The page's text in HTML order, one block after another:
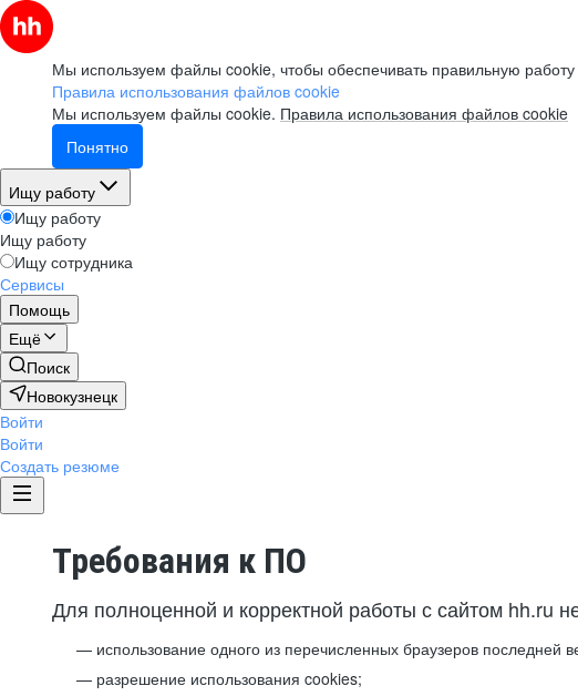
Мы используем файлы cookie, чтобы обеспечивать правильную
Правила использования файлов cookie
Мы используем файлы cookie. Правила использования файлов cookie
Понятно
Ищу работу
Ищу работу
Ищу работу
Ищу сотрудника
Сервисы
Помощь
Ещё
Поиск
Новокузнецк
Войти
Войти
Создать резюме
Требования к ПО
Для полноценной и корректной работы с сайтом hh.ru
использование одного из перечисленных браузеров последней
разрешение использования cookies;